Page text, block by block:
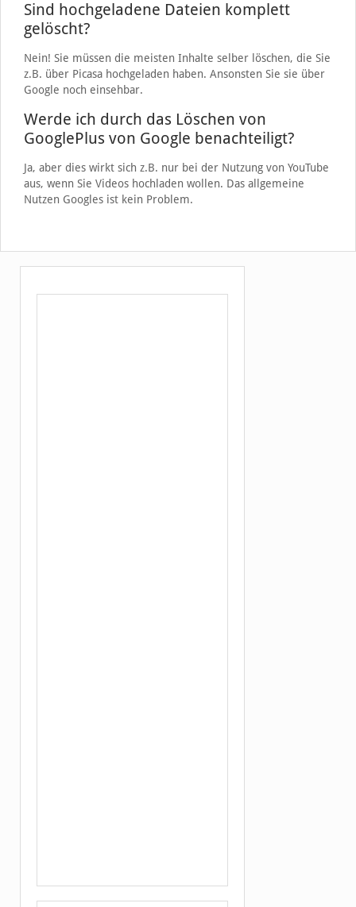
Sind hochgeladene Dateien komplett
gelöscht?
Nein! Sie müssen die meisten Inhalte selber löschen, die Sie
z.B. über Picasa hochgeladen haben. Ansonsten Sie sie über
Google noch einsehbar.
Werde ich durch das Löschen von
GooglePlus von Google benachteiligt?
Ja, aber dies wirkt sich z.B. nur bei der Nutzung von YouTube
aus, wenn Sie Videos hochladen wollen. Das allgemeine
Nutzen Googles ist kein Problem.